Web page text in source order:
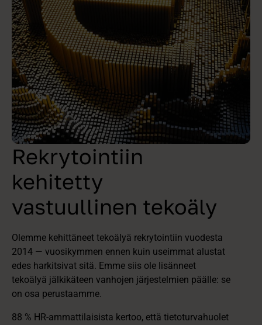
Rekrytointiin
kehitetty
vastuullinen tekoäly
Olemme kehittäneet tekoälyä rekrytointiin vuodesta
2014 — vuosikymmen ennen kuin useimmat alustat
edes harkitsivat sitä. Emme siis ole lisänneet
tekoälyä jälkikäteen vanhojen järjestelmien päälle: se
on osa perustaamme.
88 % HR-ammattilaisista kertoo, että tietoturvahuolet